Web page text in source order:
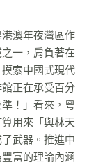
澳年夜灣區作
一，肩負著在
摸索中國式現代
正在承受百分
！」看來，粵
用來「與林天
武器。推進中
富的理論內涵